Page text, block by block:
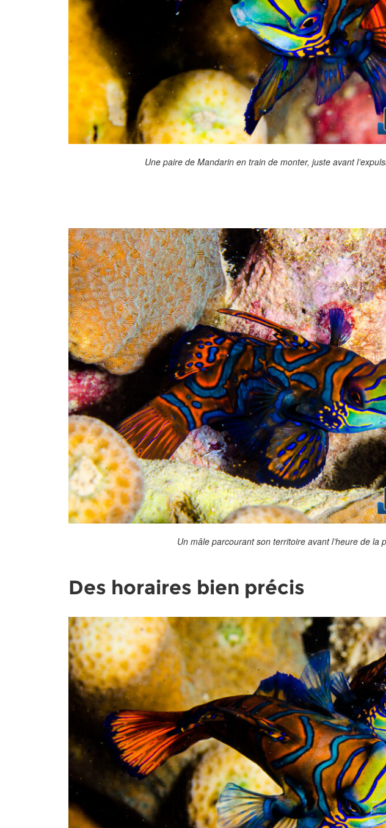
Une paire de Mandarin en train de monter, juste avant
Un mâle parcourant son territoire avant l’heure de la
Des horaires bien précis